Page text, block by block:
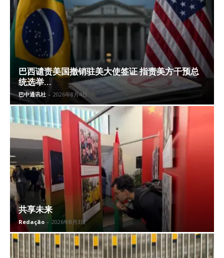
巴西谴责美国撤销驻美大使签证 指责美方干预总
统选举...
巴中通讯社 - 2026年8月4日
共享未来
Redação - 2026年8月3日